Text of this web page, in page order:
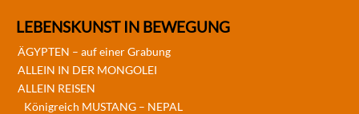
LEBENSKUNST IN BEWEGUNG
ÄGYPTEN – auf einer Grabung
ALLEIN IN DER MONGOLEI
ALLEIN REISEN
Königreich MUSTANG – NEPAL